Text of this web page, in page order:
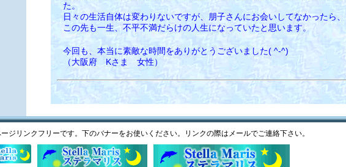
た。
日々の生活自体は変わりないですが、朋子さんにお会いしてなかったら、
この先も一生、不平不満だらけの人生になっていたと思います。
今回も、本当に素敵な時間をありがとうございました( ^-^)
（大阪府 Kさま 女性）
ジリンクフリーです。下のバナーをお使いください。リンクの際はメールでご連絡下さい。